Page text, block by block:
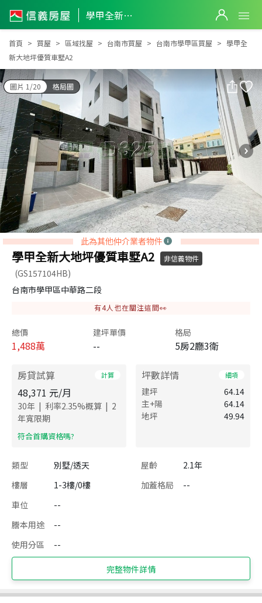
學甲全新大地坪優質車墅A2
學甲全新大地坪優質車墅A2
首頁 買屋 區域找屋 台南市買屋 台南市學甲區買屋
學甲全
新大地坪優質車墅A2
圖片 1/20 格局圖
此為其他仲介業者物件
學甲全新大地坪優質車墅A2 非信義物件
(GS157104HB)
台南市學甲區中華路二段
有4人也在關注這間👀
總價
1,488萬
建坪單價
--
格局
5房2廳3衛
房貸試算 計算
48,371 元/月
30年 | 利率2.35%概算 | 2
年寬限期
​符合首購資格嗎?
坪數詳情 細項
建坪
64.14
主+陽
64.14
地坪
49.94
類型 別墅/透天 屋齡
2.1年
樓層
1-3樓/0樓 加蓋格局
--
車位
--
謄本用途
--
使用分區
--
完整物件詳情